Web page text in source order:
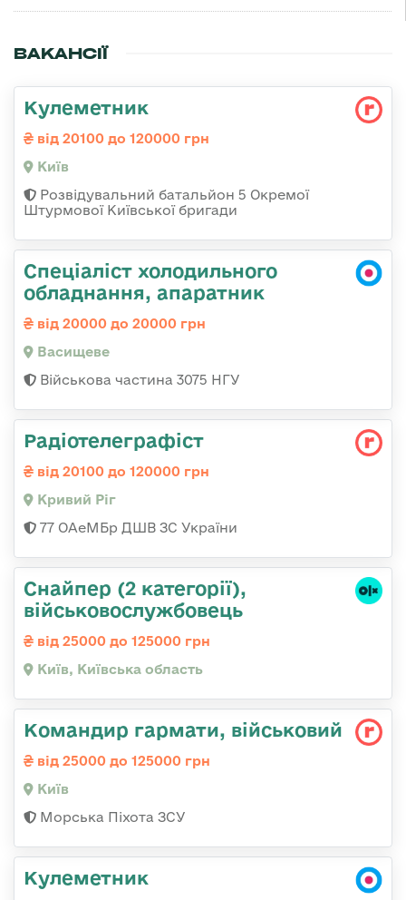
ВАКАНСІЇ
Кулеметник
від 20100 до 120000 грн
Київ
Розвідувальний батальйон 5 Окремої
Штурмової Київської бригади
Спеціаліст холодильного
обладнання, апаратник
від 20000 до 20000 грн
Васищеве
Військова частина 3075 НГУ
Радіотелеграфіст
від 20100 до 120000 грн
Кривий Ріг
77 ОАеМБр ДШВ ЗС України
Снайпер (2 категорії),
військовослужбовець
від 25000 до 125000 грн
Київ, Київська область
Командиp гаpмати, військовий
від 25000 до 125000 грн
Київ
Морська Піхота ЗСУ
Кулеметник